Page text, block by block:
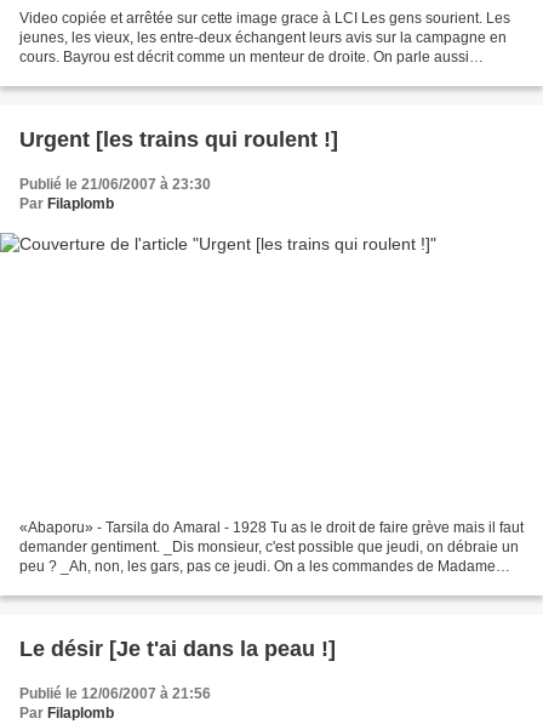
Video copiée et arrêtée sur cette image grace à LCI Les gens sourient. Les
jeunes, les vieux, les entre-deux échangent leurs avis sur la campagne en
cours. Bayrou est décrit comme un menteur de droite. On parle aussi
Urgent [les trains qui roulent !]
Publié le 21/06/2007 à 23:30
Par Filaplomb
«Abaporu» - Tarsila do Amaral - 1928 Tu as le droit de faire grève mais il faut
demander gentiment. _Dis monsieur, c'est possible que jeudi, on débraie un
peu ? _Ah, non, les gars, pas ce jeudi. On a les commandes de Madame
Le désir [Je t'ai dans la peau !]
Publié le 12/06/2007 à 21:56
Par Filaplomb